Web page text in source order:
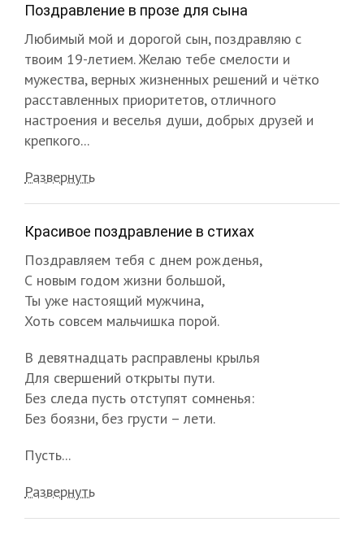
Поздравление в прозе для сына
Любимый мой и дорогой сын, поздравляю с
твоим 19-летием. Желаю тебе смелости и
мужества, верных жизненных решений и чётко
расставленных приоритетов, отличного
настроения и веселья души, добрых друзей и
крепкого...
Развернуть
Красивое поздравление в стихах
Поздравляем тебя с днем рожденья,
С новым годом жизни большой,
Ты уже настоящий мужчина,
Хоть совсем мальчишка порой.
В девятнадцать расправлены крылья
Для свершений открыты пути.
Без следа пусть отступят сомненья:
Без боязни, без грусти – лети.
Пусть...
Развернуть